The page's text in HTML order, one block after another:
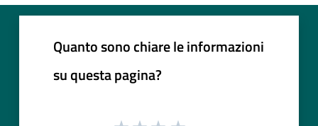
Quanto sono chiare le informazioni
su questa pagina?